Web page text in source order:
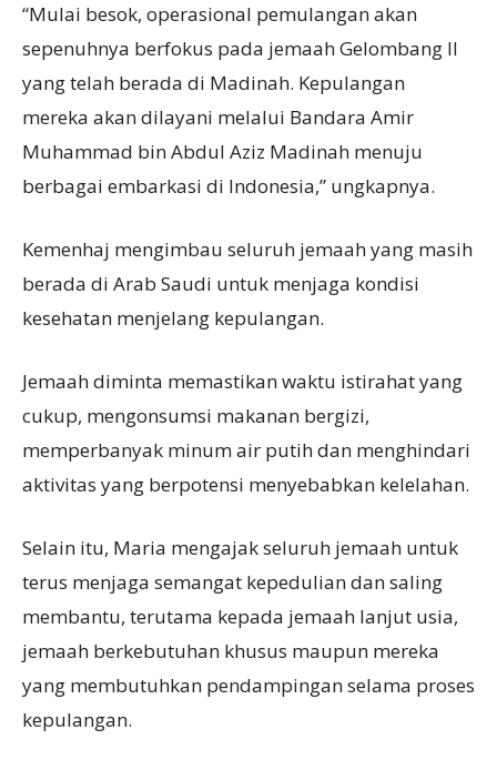
“Mulai besok, operasional pemulangan akan
sepenuhnya berfokus pada jemaah Gelombang II
yang telah berada di Madinah. Kepulangan
mereka akan dilayani melalui Bandara Amir
Muhammad bin Abdul Aziz Madinah menuju
berbagai embarkasi di Indonesia,” ungkapnya.
Kemenhaj mengimbau seluruh jemaah yang masih
berada di Arab Saudi untuk menjaga kondisi
kesehatan menjelang kepulangan.
Jemaah diminta memastikan waktu istirahat yang
cukup, mengonsumsi makanan bergizi,
memperbanyak minum air putih dan menghindari
aktivitas yang berpotensi menyebabkan kelelahan.
Selain itu, Maria mengajak seluruh jemaah untuk
terus menjaga semangat kepedulian dan saling
membantu, terutama kepada jemaah lanjut usia,
jemaah berkebutuhan khusus maupun mereka
yang membutuhkan pendampingan selama proses
kepulangan.